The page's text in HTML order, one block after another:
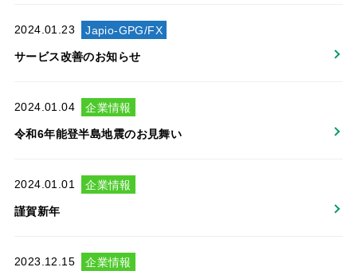
2024.01.23 Japio-GPG/FX
サービス改善のお知らせ
2024.01.04 企業情報
令和6年能登半島地震のお見舞い
2024.01.01 企業情報
謹賀新年
2023.12.15 企業情報